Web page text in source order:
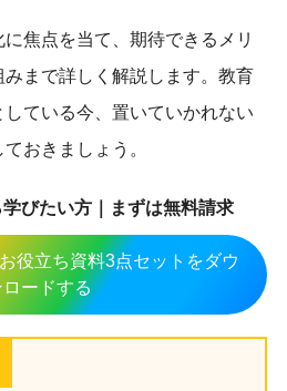
焦点を当て、期待できるメリ
まで詳しく解説します。教育
ている今、置いていかれない
おきましょう。
びたい方｜まずは無料請求
役立ち資料3点セットをダウ
ロードする